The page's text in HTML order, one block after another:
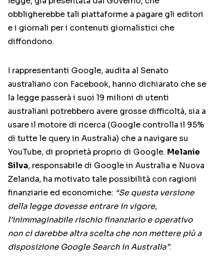
obbligherebbe tali piattaforme a pagare gli editori
e i giornali per i contenuti giornalistici che
diffondono.
I rappresentanti Google, audita al Senato
australiano con Facebook, hanno dichiarato che se
la legge passerà i suoi 19 milioni di utenti
australiani potrebbero avere grosse difficoltà, sia a
usare il motore di ricerca (Google controlla il 95%
di tutte le query in Australia) che a navigare su
YouTube, di proprietà proprio di Google. Melanie
Silva, responsabile di Google in Australia e Nuova
Zelanda, ha motivato tale possibilità con ragioni
finanziarie ed economiche: “Se questa versione
della legge dovesse entrare in vigore,
l’inimmaginabile rischio finanziario e operativo
non ci darebbe altra scelta che non mettere più a
disposizione Google Search in Australia”.